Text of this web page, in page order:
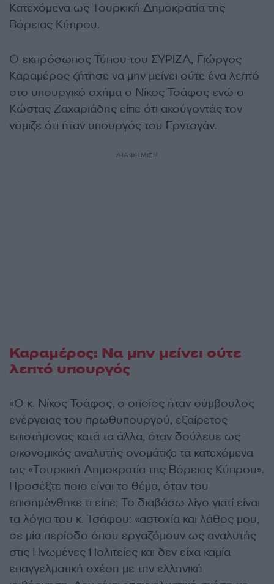
Κατεχόμενα ως Τουρκική Δημοκρατία της
Βόρειας Κύπρου.
Ο εκπρόσωπος Τύπου του ΣΥΡΙΖΑ, Γιώργος
Καραμέρος ζήτησε να μην μείνει ούτε ένα λεπτό
στο υπουργικό σχήμα ο Νίκος Τσάφος ενώ ο
Κώστας Ζαχαριάδης είπε ότι ακούγοντάς τον
νόμιζε ότι ήταν υπουργός του Ερντογάν.
ΔΙΑΦΗΜΙΣΗ
Καραμέρος: Να μην μείνει ούτε
λεπτό υπουργός
«Ο κ. Νίκος Τσάφος, ο οποίος ήταν σύμβουλος
ενέργειας του πρωθυπουργού, εξαίρετος
επιστήμονας κατά τα άλλα, όταν δούλευε ως
οικονομικός αναλυτής ονομάτιζε τα κατεχόμενα
ως «Τουρκική Δημοκρατία της Βόρειας Κύπρου».
Προσέξτε ποιο είναι το θέμα, όταν του
επισημάνθηκε τι είπε; Το διαβάσω λίγο γιατί είναι
τα λόγια του κ. Τσάφου: «αστοχία και λάθος μου,
σε μία περίοδο όπου εργαζόμουν ως αναλυτής
στις Ηνωμένες Πολιτείες και δεν είχα καμία
επαγγελματική σχέση με την ελληνική